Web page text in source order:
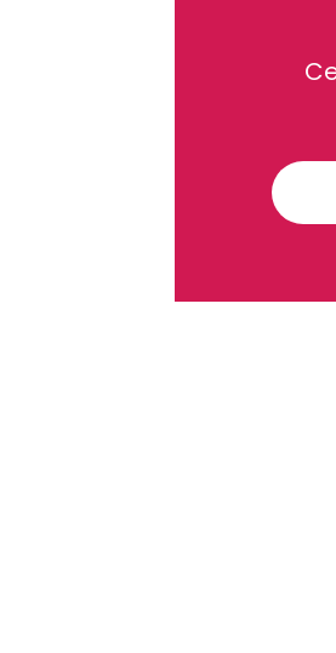
En vous inscrivant à la